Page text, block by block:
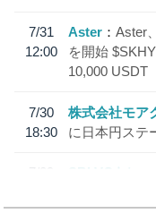
7/31
12:00
Aster
Aster
を開始
10,000 USDT
7/30
18:30
株式会社モア
に日本円ステ
7/29
SBI VCトレ